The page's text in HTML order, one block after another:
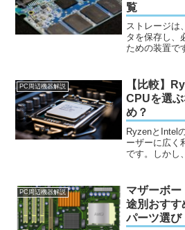
覧
ストレージは
タを保存し、
ための装置で
グシステム）
ザーデータな
PC周辺機器解説
【比較】
CPUを選
め？
RyzenとIntel
ーザーに広く
です。しかし
拡張性、ゲー
PC周辺機器解説
マザーボー
途別おすす
パーツ選び